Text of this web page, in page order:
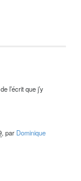
l’écrit que j’y
, par Dominique